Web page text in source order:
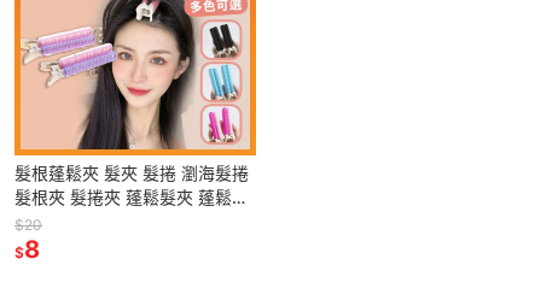
髮根蓬鬆夾 髮夾 髮捲 瀏海髮捲
髮根夾 髮捲夾 蓬鬆髮夾 蓬鬆夾
蓬髮神器 空氣瀏海捲 捲髮捲 瀏
海捲
$20
$8